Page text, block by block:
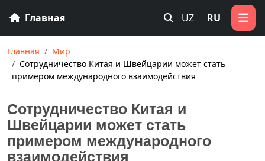
Главная UZ RU
Главная
Мир
Сотрудничество Китая и Швейцарии может стать
примером международного взаимодействия
Сотрудничество Китая и
Швейцарии может стать
примером международного
взаимодействия